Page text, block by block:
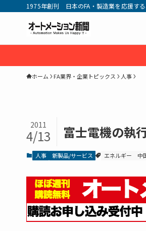
1975年創刊 日本のFA・製造業を応援す
ホーム FA業界・企業トピックス 人事
富士電機の執
2011
4/13
人事 新製品/サービス エネルギー 中